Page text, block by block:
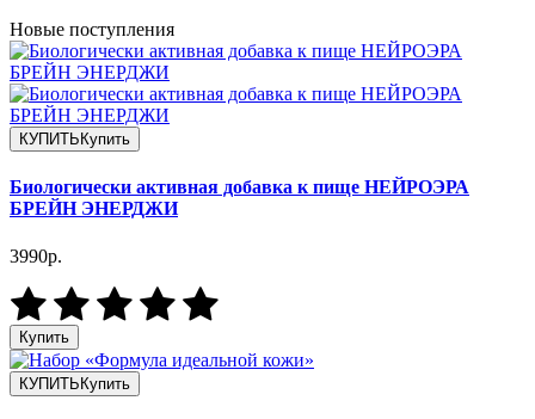
Новые поступления
КУПИТЬ Купить
Биологически активная добавка к пище НЕЙРОЭРА
БРЕЙН ЭНЕРДЖИ
3990р.
Купить
КУПИТЬКупить